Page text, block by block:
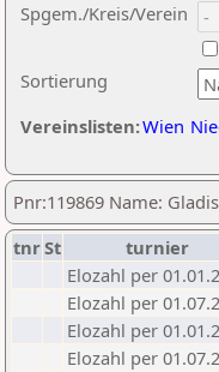
Sortierung
Spgem./Kreis/Verein
Vereinslisten:Wien
Pnr:119869 Name:
tnrSt turnier
Elozahl per
Elozahl per
Elozahl per
Elozahl per